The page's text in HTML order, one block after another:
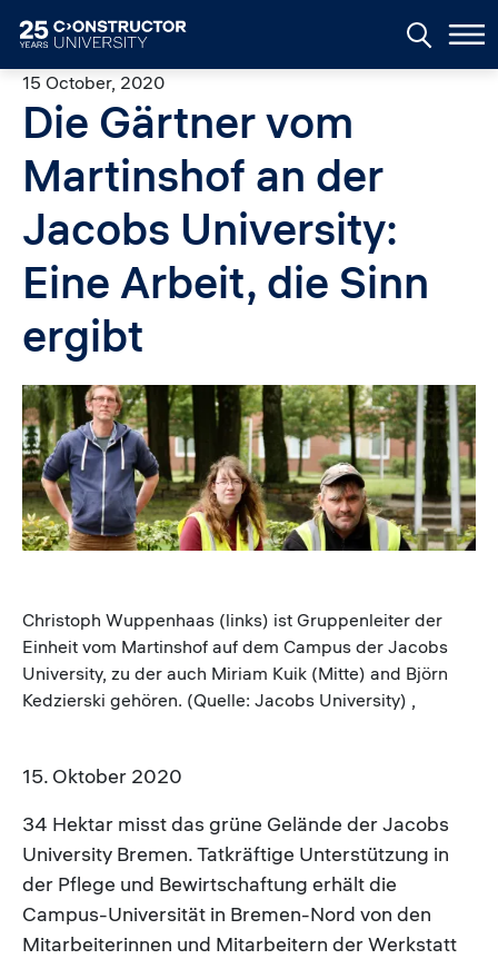
15 October, 2020
Die Gärtner vom
Martinshof an der
Jacobs University:
Eine Arbeit, die Sinn
ergibt
Image
Christoph Wuppenhaas (links) ist Gruppenleiter der
Einheit vom Martinshof auf dem Campus der Jacobs
University, zu der auch Miriam Kuik (Mitte) and Björn
Kedzierski gehören. (Quelle: Jacobs University) ,
15. Oktober 2020
34 Hektar misst das grüne Gelände der Jacobs
University Bremen. Tatkräftige Unterstützung in
der Pflege und Bewirtschaftung erhält die
Campus-Universität in Bremen-Nord von den
Mitarbeiterinnen und Mitarbeitern der Werkstatt